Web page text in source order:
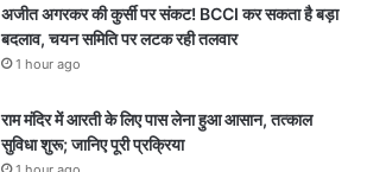
अजीत अगरकर की कुर्सी पर संकट! BCCI कर सकता है बड़ा
बदलाव, चयन समिति पर लटक रही तलवार
1 hour ago
राम मंदिर में आरती के लिए पास लेना हुआ आसान, तत्काल
सुविधा शुरू; जानिए पूरी प्रक्रिया